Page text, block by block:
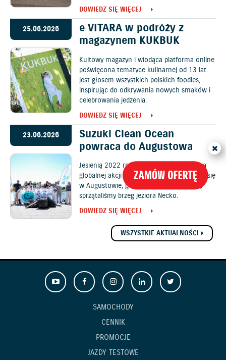
DOWIEDZ SIĘ WIĘCEJ
25.06.2026
e VITARA w podróży z
magazynem KUKBUK
Kultowy magazyn i wiodąca platforma online
poświęcona tematyce kulinarnej od 13 lat
jest głosem wszystkich polskich foodies,
inspirując do odkrywania nowych smaków i
celebrowania jedzenia.
DOWIEDZ SIĘ WIĘCEJ
23.06.2026
Suzuki Clean Ocean
powraca do Augustowa
Jesienią 2022 roku pierwsza polska edycja
globalnej akcji Suzuki Clean Ocean odbyła się
w Augustowie, gdzie z młodzieżą szkolną
sprzątaliśmy brzeg jeziora Necko.
DOWIEDZ SIĘ WIĘCEJ
WSZYSTKIE AKTUALNOŚCI
SAMOCHODY
CENNIK
PROMOCJE
JAZDY TESTOWE